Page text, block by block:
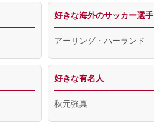
好きな海外のサッカー選手
アーリング・ハーランド
好きな有名人
秋元強真